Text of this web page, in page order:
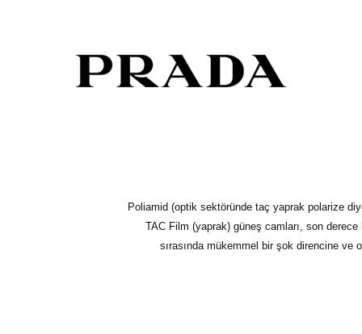
Poliamid (optik sektöründe taç yaprak polarize
TAC Film (yaprak) güneş camları, son
sırasında mükemmel bir şok direncine ve